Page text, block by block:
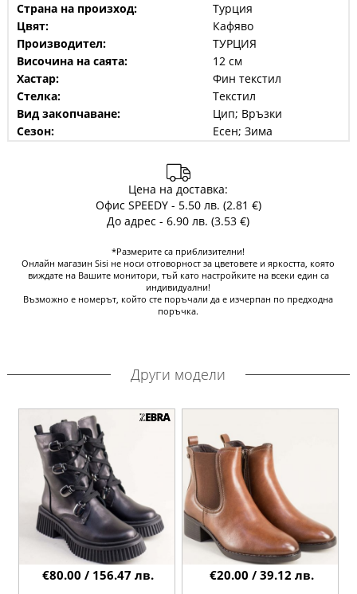
Страна на произход:
Турция
Цвят:
Кафяво
Производител:
ТУРЦИЯ
Височина на саята:
12 см
Хастар:
Фин текстил
Стелка:
Текстил
Вид закопчаване:
Цип; Връзки
Сезон:
Есен; Зима
Цена на доставка:
Офис SPEEDY - 5.50 лв. (2.81 €)
До адрес - 6.90 лв. (3.53 €)
*Размерите са приблизителни!
Онлайн магазин Sisi не носи отговорност за цветовете и яркостта, която
виждате на Вашите монитори, тъй като настройките на всеки един са
индивидуални!
Възможно е номерът, който сте поръчали да е изчерпан по предходна
поръчка.
Други модели
€80.00 / 156.47 лв. €20.00 / 39.12 лв.